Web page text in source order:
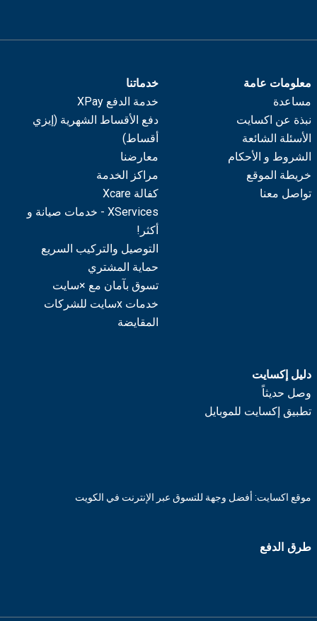
معلومات عامة
مساعدة
نبذة عن اكسايت
الأسئلة الشائعة
الشروط و الأحكام
خريطة الموقع
تواصل معنا
خدماتنا
خدمة الدفع XPay
دفع الأقساط الشهرية (إيزي
أقساط)
معارضنا
مراكز الخدمة
كفالة Xcare
XServices - خدمات صيانة و
أكثر!
التوصيل والتركيب السريع
حماية المشتري
تسوق بآمان مع ×سايت
خدمات xسايت للشركات
المقايضة
دليل إكسايت
وصل حديثاً
تطبيق إكسايت للموبايل
موقع اكسايت: أفضل وجهة للتسوق عبر الإنترنت في الكويت
طرق الدفع